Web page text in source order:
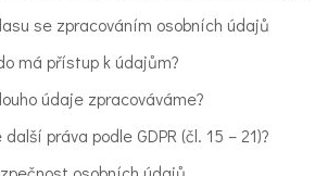
se zpracováním osobních údajů
má přístup k údajům?
údaje zpracováváme?
práva podle GDPR (čl. 15 – 21)?